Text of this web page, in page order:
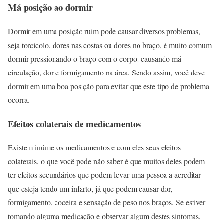
Má posição ao dormir
Dormir em uma posição ruim pode causar diversos problemas,
seja torcicolo, dores nas costas ou dores no braço, é muito comum
dormir pressionando o braço com o corpo, causando má
circulação, dor e formigamento na área. Sendo assim, você deve
dormir em uma boa posição para evitar que este tipo de problema
ocorra.
Efeitos colaterais de medicamentos
Existem inúmeros medicamentos e com eles seus efeitos
colaterais, o que você pode não saber é que muitos deles podem
ter efeitos secundários que podem levar uma pessoa a acreditar
que esteja tendo um infarto, já que podem causar dor,
formigamento, coceira e sensação de peso nos braços. Se estiver
tomando alguma medicação e observar algum destes sintomas,